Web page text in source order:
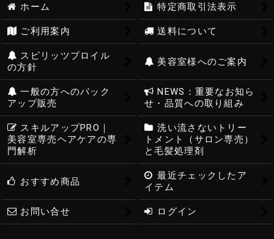
ホーム 特定商取引法表示
ご利用案内 送料について
スピリッツプロイル
の方針
美容室様へのご案内
一般の方へのバック
アップ販売
NEWS：重要なお知ら
せ・品質への取り組み
スキルアップPRO｜
美容室専売ヘアケアの専
門解析
洗い流さないトリー
トメント（サロン専売）
と毛髪処理剤
おすすめ商品
最近チェックしたア
イテム
お問い合せ ログイン